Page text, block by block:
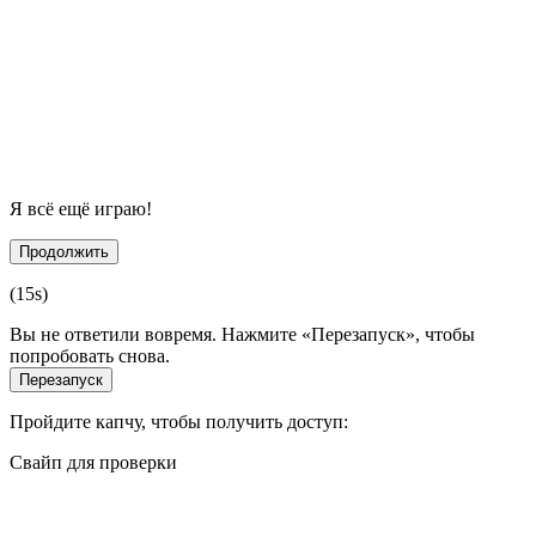
Я всё ещё играю!
Продолжить
(15s)
Вы не ответили вовремя. Нажмите «Перезапуск», чтобы
попробовать снова.
Перезапуск
Пройдите капчу, чтобы получить доступ:
Свайп для проверки